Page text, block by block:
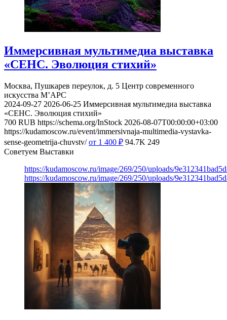
Иммерсивная мультимедиа выставка
«СЕНС. Эволюция стихий»
Москва, Пушкарев переулок, д. 5 Центр современного
искусства М’АРС
2024-09-27 2026-06-25 Иммерсивная мультимедиа выставка
«СЕНС. Эволюция стихий»
700 RUB https://schema.org/InStock 2026-08-07T00:00:00+03:00
https://kudamoscow.ru/event/immersivnaja-multimedia-vystavka-
sense-geometrija-chuvstv/ от 1 400 ₽ 94.7K 249
Советуем Выставки
https://kudamoscow.ru/image/269/250/uploads/
https://kudamoscow.ru/image/269/250/uploads/